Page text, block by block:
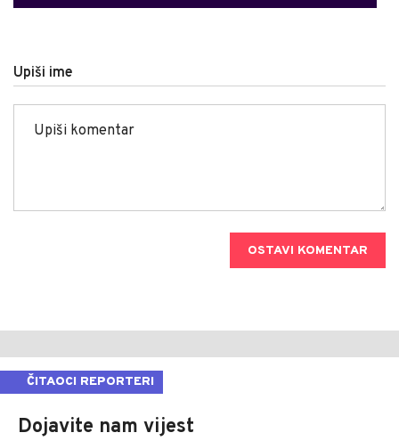
Upiši ime
OSTAVI KOMENTAR
ČITAOCI REPORTERI
Dojavite nam vijest